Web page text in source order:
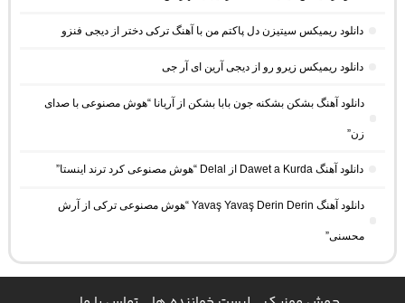
دانلود ریمیکس سیتیزن دل پاکتم من با آهنگ ترکی دختر از دیجی فنزو
دانلود ریمیکس زیرو رو از دیجی آرین ای آر جی
دانلود آهنگ بشکن بشکنه جون بابا بشکن از آریانا “هوش مصنوعی با صدای
زن”
دانلود آهنگ Dawet a Kurda از Delal “هوش مصنوعی کرد ترند اینستا”
دانلود آهنگ Yavaş Yavaş Derin Derin “هوش مصنوعی ترکی از آرش
محسنی”